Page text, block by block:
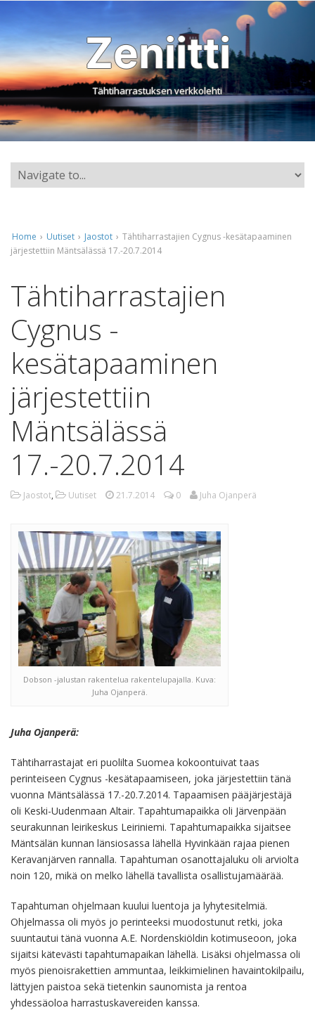
Zeniitti
Tähtiharrastuksen verkkolehti
Home › Uutiset › Jaostot › Tähtiharrastajien Cygnus -kesätapaaminen
järjestettiin Mäntsälässä 17.-20.7.2014
Tähtiharrastajien
Cygnus -
kesätapaaminen
järjestettiin
Mäntsälässä
17.-20.7.2014
Jaostot, Uutiset 21.7.2014 0 Juha Ojanperä
Dobson -jalustan rakentelua rakentelupajalla. Kuva:
Juha Ojanperä.
Juha Ojanperä:
Tähtiharrastajat eri puolilta Suomea kokoontuivat taas
perinteiseen Cygnus -kesätapaamiseen, joka järjestettiin tänä
vuonna Mäntsälässä 17.-20.7.2014. Tapaamisen pääjärjestäjä
oli Keski-Uudenmaan Altair. Tapahtumapaikka oli Järvenpään
seurakunnan leirikeskus Leiriniemi. Tapahtumapaikka sijaitsee
Mäntsälän kunnan länsiosassa lähellä Hyvinkään rajaa pienen
Keravanjärven rannalla. Tapahtuman osanottajaluku oli arviolta
noin 120, mikä on melko lähellä tavallista osallistujamäärää.
Tapahtuman ohjelmaan kuului luentoja ja lyhytesitelmiä.
Ohjelmassa oli myös jo perinteeksi muodostunut retki, joka
suuntautui tänä vuonna A.E. Nordenskiöldin kotimuseoon, joka
sijaitsi kätevästi tapahtumapaikan lähellä. Lisäksi ohjelmassa oli
myös pienoisrakettien ammuntaa, leikkimielinen havaintokilpailu,
lättyjen paistoa sekä tietenkin saunomista ja rentoa
yhdessäoloa harrastuskavereiden kanssa.